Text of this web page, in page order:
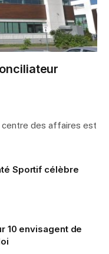
centre des affaires est
Sportif célèbre
10 envisagent de